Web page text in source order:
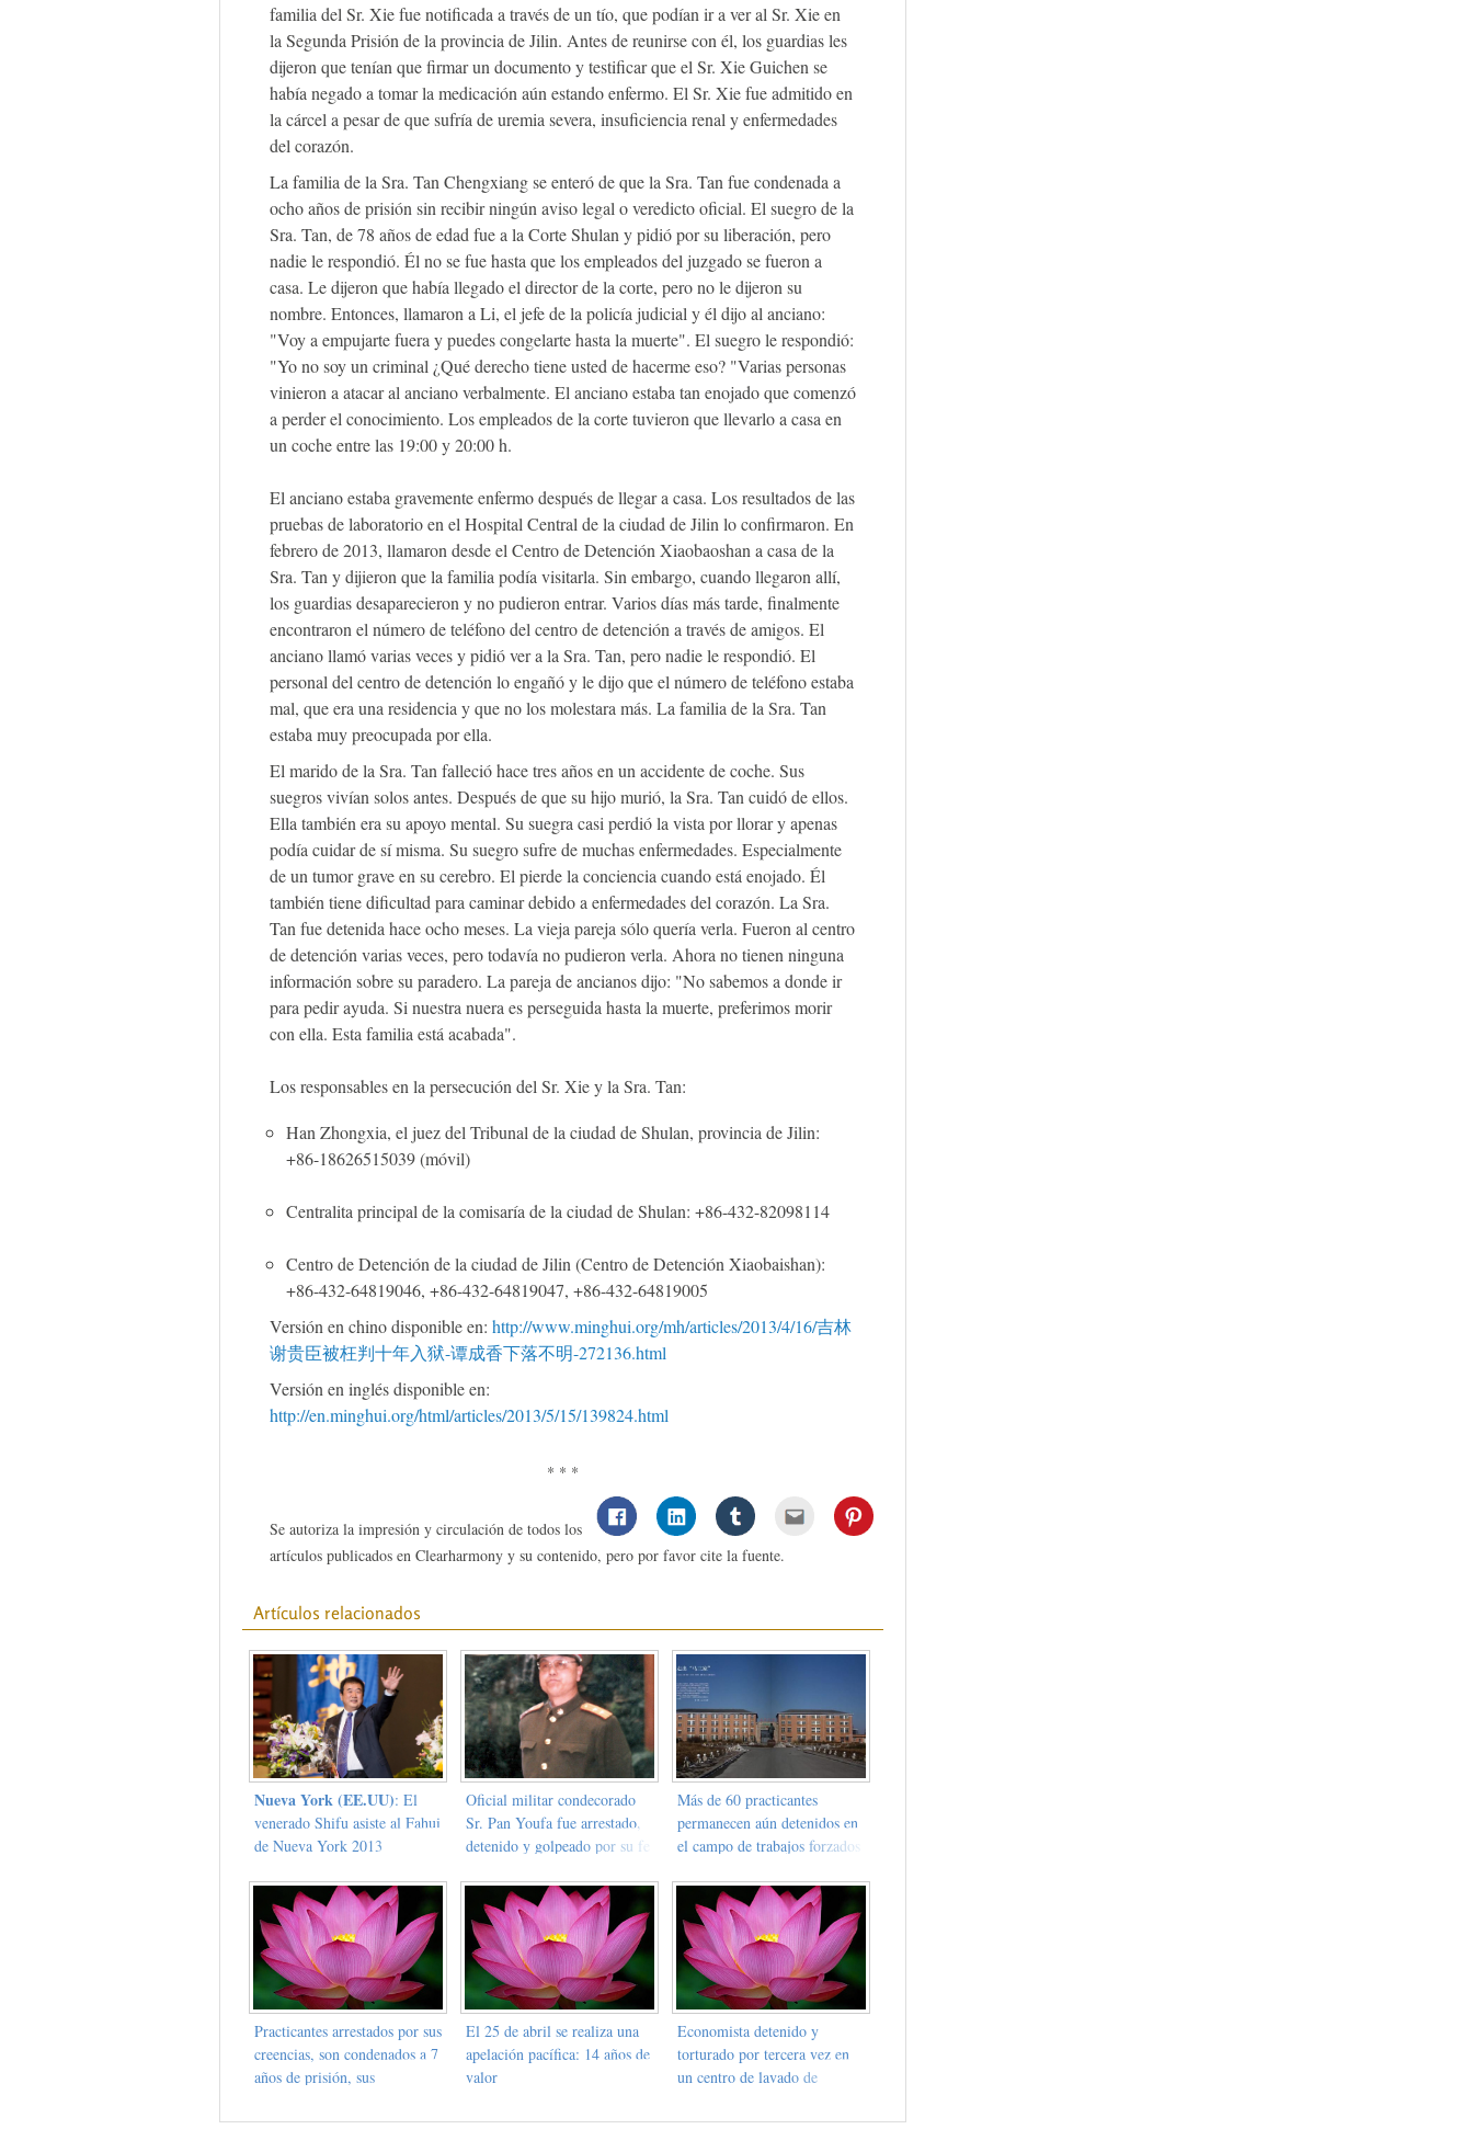
familia del Sr. Xie fue notificada a través de un tío, que podían ir a ver al Sr. Xie en
la Segunda Prisión de la provincia de Jilin. Antes de reunirse con él, los guardias les
dijeron que tenían que firmar un documento y testificar que el Sr. Xie Guichen se
había negado a tomar la medicación aún estando enfermo. El Sr. Xie fue admitido en
la cárcel a pesar de que sufría de uremia severa, insuficiencia renal y enfermedades
del corazón.
La familia de la Sra. Tan Chengxiang se enteró de que la Sra. Tan fue condenada a
ocho años de prisión sin recibir ningún aviso legal o veredicto oficial. El suegro de la
Sra. Tan, de 78 años de edad fue a la Corte Shulan y pidió por su liberación, pero
nadie le respondió. Él no se fue hasta que los empleados del juzgado se fueron a
casa. Le dijeron que había llegado el director de la corte, pero no le dijeron su
nombre. Entonces, llamaron a Li, el jefe de la policía judicial y él dijo al anciano:
"Voy a empujarte fuera y puedes congelarte hasta la muerte". El suegro le respondió:
"Yo no soy un criminal ¿Qué derecho tiene usted de hacerme eso? "Varias personas
vinieron a atacar al anciano verbalmente. El anciano estaba tan enojado que comenzó
a perder el conocimiento. Los empleados de la corte tuvieron que llevarlo a casa en
un coche entre las 19:00 y 20:00 h.
El anciano estaba gravemente enfermo después de llegar a casa. Los resultados de las
pruebas de laboratorio en el Hospital Central de la ciudad de Jilin lo confirmaron. En
febrero de 2013, llamaron desde el Centro de Detención Xiaobaoshan a casa de la
Sra. Tan y dijieron que la familia podía visitarla. Sin embargo, cuando llegaron allí,
los guardias desaparecieron y no pudieron entrar. Varios días más tarde, finalmente
encontraron el número de teléfono del centro de detención a través de amigos. El
anciano llamó varias veces y pidió ver a la Sra. Tan, pero nadie le respondió. El
personal del centro de detención lo engañó y le dijo que el número de teléfono estaba
mal, que era una residencia y que no los molestara más. La familia de la Sra. Tan
estaba muy preocupada por ella.
El marido de la Sra. Tan falleció hace tres años en un accidente de coche. Sus
suegros vivían solos antes. Después de que su hijo murió, la Sra. Tan cuidó de ellos.
Ella también era su apoyo mental. Su suegra casi perdió la vista por llorar y apenas
podía cuidar de sí misma. Su suegro sufre de muchas enfermedades. Especialmente
de un tumor grave en su cerebro. El pierde la conciencia cuando está enojado. Él
también tiene dificultad para caminar debido a enfermedades del corazón. La Sra.
Tan fue detenida hace ocho meses. La vieja pareja sólo quería verla. Fueron al centro
de detención varias veces, pero todavía no pudieron verla. Ahora no tienen ninguna
información sobre su paradero. La pareja de ancianos dijo: "No sabemos a donde ir
para pedir ayuda. Si nuestra nuera es perseguida hasta la muerte, preferimos morir
con ella. Esta familia está acabada".
Los responsables en la persecución del Sr. Xie y la Sra. Tan:
Han Zhongxia, el juez del Tribunal de la ciudad de Shulan, provincia de Jilin:
+86-18626515039 (móvil)
Centralita principal de la comisaría de la ciudad de Shulan: +86-432-82098114
Centro de Detención de la ciudad de Jilin (Centro de Detención Xiaobaishan):
+86-432-64819046, +86-432-64819047, +86-432-64819005
Versión en chino disponible en: http://www.minghui.org/mh/articles/2013/4/16/吉林
谢贵臣被枉判十年入狱-谭成香下落不明-272136.html
Versión en inglés disponible en:
http://en.minghui.org/html/articles/2013/5/15/139824.html
* * *
Se autoriza la impresión y circulación de todos los
artículos publicados en Clearharmony y su contenido, pero por favor cite la fuente.
Artículos relacionados
Nueva York (EE.UU): El
venerado Shifu asiste al Fahui
de Nueva York 2013
Oficial militar condecorado
Sr. Pan Youfa fue arrestado,
detenido y golpeado por su fe
Más de 60 practicantes
permanecen aún detenidos en
el campo de trabajos forzados
Practicantes arrestados por sus
creencias, son condenados a 7
años de prisión, sus
un juicio secreto
El 25 de abril se realiza una
apelación pacífica: 14 años de
valor
Economista detenido y
torturado por tercera vez en
un centro de lavado de